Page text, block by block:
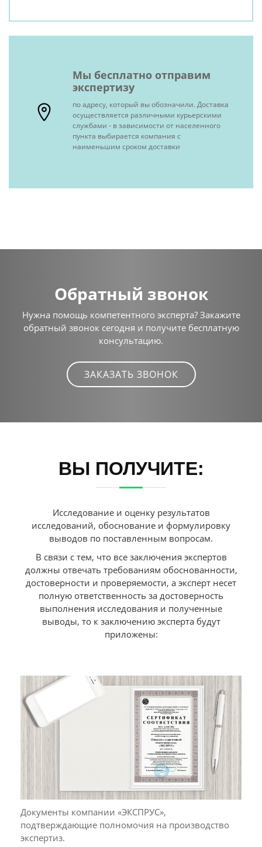
Мы бесплатно отправим
экспертизу
по адресу, который вы обозначили. Доставка
осуществляется различными курьерскими
службами - в зависимости от населенного
пункта выбирается компания с
наименьшим сроком доставки
Обратный звонок
Нужна помощь компетентного эксперта? Закажите
обратный звонок сегодня и получите бесплатную
консультацию.
ЗАКАЗАТЬ ЗВОНОК
ВЫ ПОЛУЧИТЕ:
Исследование и оценку результатов
исследований, обоснование и формулировку
выводов по поставленным вопросам.
В связи с тем, что все заключения экспертов
должны отвечать требованиям обоснованности,
достоверности и проверяемости, а эксперт несет
полную ответственность за достоверность
выполнения исследования и полученные
выводы, то к заключению эксперта будут
приложены:
Документы компании «ЭКСПРУС»,
подтверждающие полномочия на производство
экспертиз.